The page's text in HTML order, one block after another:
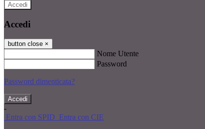
Accedi
Accedi
button close ×
Nome Utente
Password
Password dimenticata?
-
Entra con SPID Entra con CIE